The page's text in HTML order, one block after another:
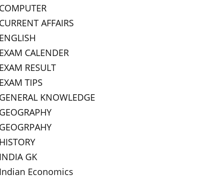
COMPUTER
CURRENT AFFAIRS
ENGLISH
EXAM CALENDER
EXAM RESULT
EXAM TIPS
GENERAL KNOWLEDGE
GEOGRAPHY
GEOGRPAHY
HISTORY
INDIA GK
Indian Economics